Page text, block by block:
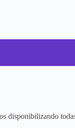
disponibilizando